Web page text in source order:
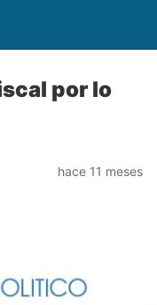
por lo
hace 11 meses